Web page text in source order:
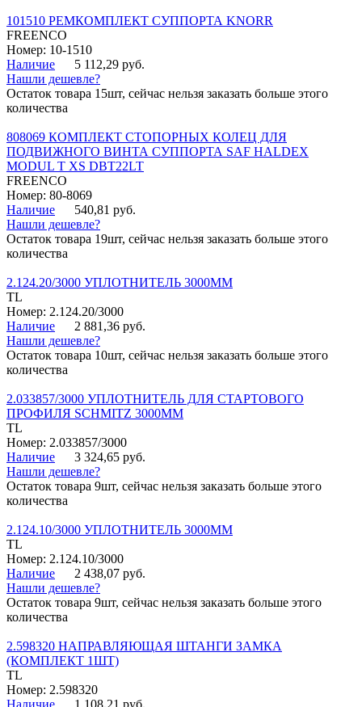
101510 РЕМКОМПЛЕКТ СУППОРТА KNORR
FREENCO
Номер: 10-1510
Наличие
5 112,29 руб.
Нашли дешевле?
Остаток товара 15шт, сейчас нельзя заказать больше этого
количества
808069 КОМПЛЕКТ СТОПОРНЫХ КОЛЕЦ ДЛЯ
ПОДВИЖНОГО ВИНТА СУППОРТА SAF HALDEX
MODUL T XS DBT22LT
FREENCO
Номер: 80-8069
Наличие
540,81 руб.
Нашли дешевле?
Остаток товара 19шт, сейчас нельзя заказать больше этого
количества
2.124.20/3000 УПЛОТНИТЕЛЬ 3000ММ
TL
Номер: 2.124.20/3000
Наличие
2 881,36 руб.
Нашли дешевле?
Остаток товара 10шт, сейчас нельзя заказать больше этого
количества
2.033857/3000 УПЛОТНИТЕЛЬ ДЛЯ СТАРТОВОГО
ПРОФИЛЯ SCHMITZ 3000ММ
TL
Номер: 2.033857/3000
Наличие
3 324,65 руб.
Нашли дешевле?
Остаток товара 9шт, сейчас нельзя заказать больше этого
количества
2.124.10/3000 УПЛОТНИТЕЛЬ 3000ММ
TL
Номер: 2.124.10/3000
Наличие
2 438,07 руб.
Нашли дешевле?
Остаток товара 9шт, сейчас нельзя заказать больше этого
количества
2.598320 НАПРАВЛЯЮЩАЯ ШТАНГИ ЗАМКА
(КОМПЛЕКТ 1ШТ)
TL
Номер: 2.598320